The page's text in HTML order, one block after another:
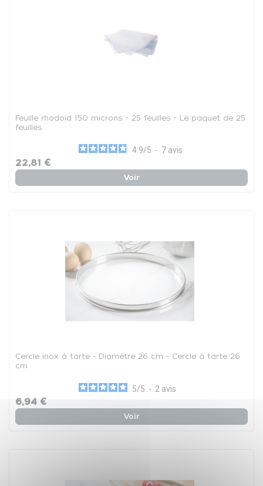
Feuille rhodoid 150 microns - 25 feuilles - Le paquet de 25
feuilles
4.9/5 - 7 avis
22,81 €
Voir
Cercle inox à tarte - Diamètre 26 cm - Cercle à tarte 26
cm
5/5 - 2 avis
6,94 €
Voir